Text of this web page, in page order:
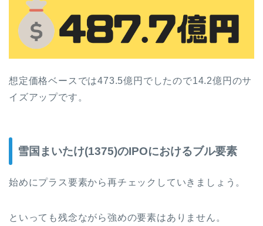
想定価格ベースでは473.5億円でしたので14.2億円のサ
イズアップです。
雪国まいたけ(1375)のIPOにおけるブル要素
始めにプラス要素から再チェックしていきましょう。
といっても残念ながら強めの要素はありません。